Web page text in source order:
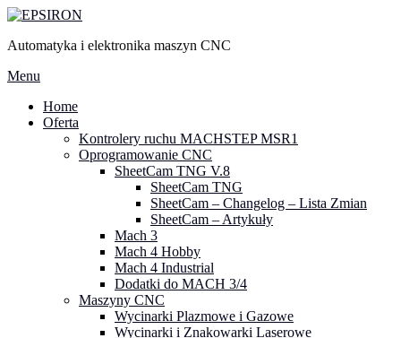
Przejdź
treści
Automatyka i elektronika maszyn CNC
Menu
Home
Oferta
Kontrolery ruchu MACHSTEP MSR1
Oprogramowanie CNC
SheetCam TNG V.8
SheetCam TNG
SheetCam – Changelog – Lista Zmian
SheetCam – Artykuły
Mach 3
Mach 4 Hobby
Mach 4 Industrial
Dodatki do MACH 3/4
Maszyny CNC
Wycinarki Plazmowe i Gazowe
Wycinarki i Znakowarki Laserowe